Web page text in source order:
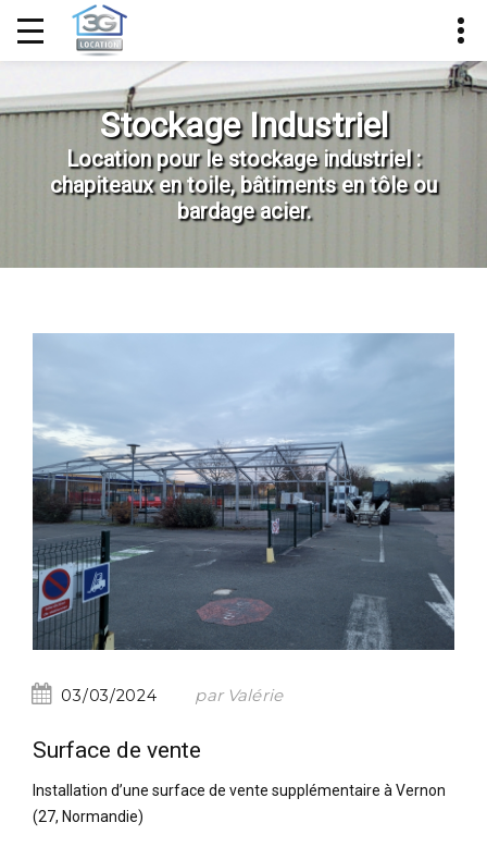
Stockage Industriel
Location pour le stockage industriel :
chapiteaux en toile, bâtiments en tôle ou
bardage acier.
03/03/2024 par Valérie
Surface de vente
Installation d’une surface de vente supplémentaire à Vernon
(27, Normandie)